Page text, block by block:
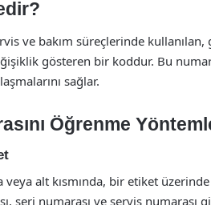
ve bakım süreçlerinde
gösteren bir koddur. Bu
sağlar.
Öğrenme
veya alt kısmında, bir etiket
seri numarası ve servis numarası